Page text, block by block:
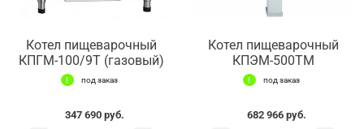
Котел пищеварочный
КПГМ-100/9T (газовый)
под заказ
347 690 руб.
Котел пищеварочный
КПЭМ-500ТМ
под заказ
682 966 руб.